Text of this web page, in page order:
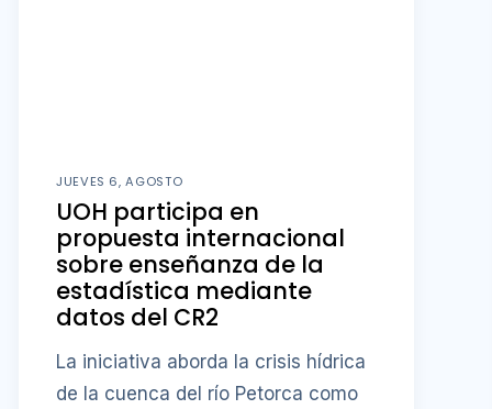
JUEVES 6, AGOSTO
UOH participa en
propuesta internacional
sobre enseñanza de la
estadística mediante
datos del CR2
La iniciativa aborda la crisis hídrica
de la cuenca del río Petorca como